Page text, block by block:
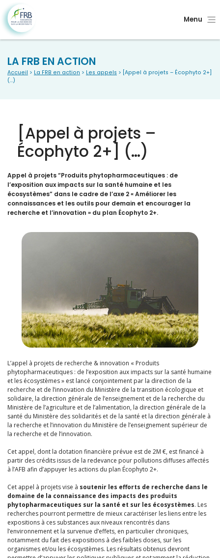
Menu
LA FRB EN ACTION
Accueil > La FRB en action > Les appels > [Appel à projets – Écophyto 2+]
(…)
[Appel à projets –
Écophyto 2+] (…)
Appel à projets “Produits phytopharmaceutiques : de
l’exposition aux impacts sur la santé humaine et les
écosystèmes” dans le cadre de l’axe 2 « Améliorer les
connaissances et les outils pour demain et encourager la
recherche et l’innovation » du plan Écophyto 2+.
L’appel à projets de recherche & innovation « Produits
phytopharmaceutiques : de l’exposition aux impacts sur la santé humaine
et les écosystèmes » est lancé conjointement par la direction de la
recherche et de l’innovation du Ministère de la transition écologique et
solidaire, la direction générale de l’enseignement et de la recherche du
Ministère de l’agriculture et de l’alimentation, la direction générale de la
santé du Ministère des solidarités et de la santé et la direction générale à
la recherche et l’innovation du Ministère de l’enseignement supérieur de
la recherche et de l’innovation.
Cet appel, dont la dotation financière prévue est de 2M €, est financé à
partir des crédits issus de la redevance pour pollutions diffuses affectés
à l’AFB afin d’appuyer les actions du plan Écophyto 2+.
Cet appel à projets vise à soutenir les efforts de recherche dans le
domaine de la connaissance des impacts des produits
phytopharmaceutiques sur la santé et sur les écosystèmes. Les
recherches pourront permettre de mieux caractériser les liens entre les
expositions à ces substances aux niveaux rencontrés dans
l’environnement et la survenue d’effets, en particulier chroniques,
notamment du fait des expositions à des faibles doses, sur les
organismes et/ou les écosystèmes. Les résultats obtenus devront